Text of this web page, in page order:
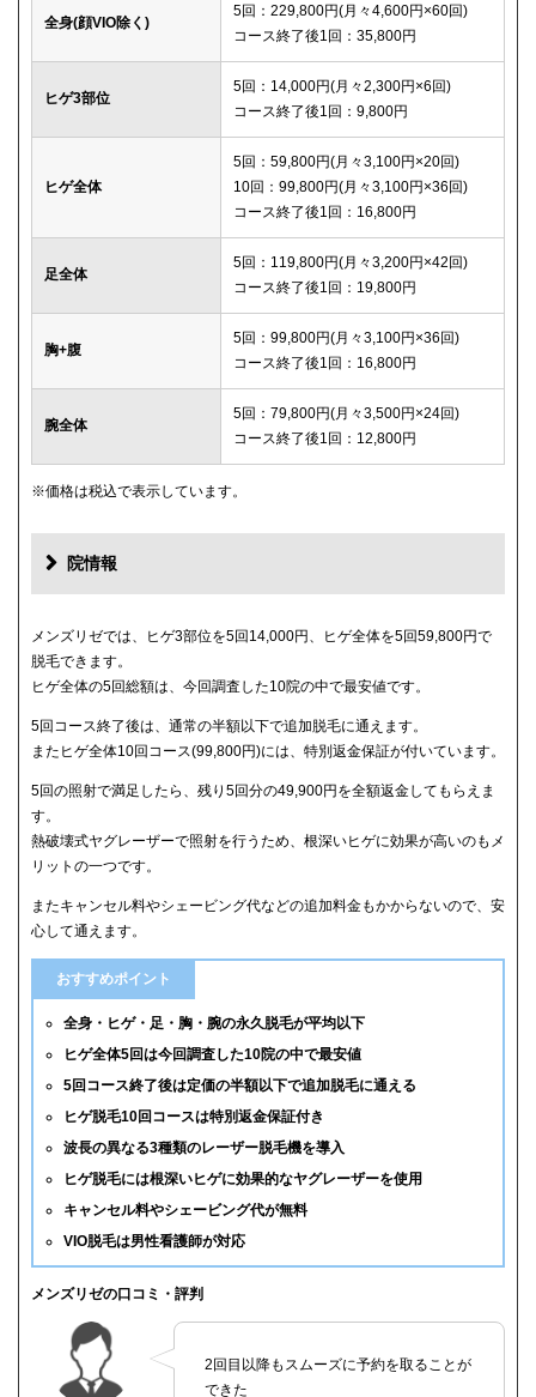
全身(顔VIO除く)
5回：229,800円(月々4,600円×60回)
コース終了後1回：35,800円
ヒゲ3部位
5回：14,000円(月々2,300円×6回)
コース終了後1回：9,800円
ヒゲ全体
5回：59,800円(月々3,100円×20回)
10回：99,800円(月々3,100円×36回)
コース終了後1回：16,800円
足全体
5回：119,800円(月々3,200円×42回)
コース終了後1回：19,800円
胸+腹
5回：99,800円(月々3,100円×36回)
コース終了後1回：16,800円
腕全体
5回：79,800円(月々3,500円×24回)
コース終了後1回：12,800円
※価格は税込で表示しています。
院情報
メンズリゼでは、ヒゲ3部位を5回14,000円、ヒゲ全体を5回59,800円で
脱毛できます。
ヒゲ全体の5回総額は、今回調査した10院の中で最安値です。
5回コース終了後は、通常の半額以下で追加脱毛に通えます。
またヒゲ全体10回コース(99,800円)には、特別返金保証が付いています。
5回の照射で満足したら、残り5回分の49,900円を全額返金してもらえま
す。
熱破壊式ヤグレーザーで照射を行うため、根深いヒゲに効果が高いのもメ
リットの一つです。
またキャンセル料やシェービング代などの追加料金もかからないので、安
心して通えます。
おすすめポイント
全身・ヒゲ・足・胸・腕の永久脱毛が平均以下
ヒゲ全体5回は今回調査した10院の中で最安値
5回コース終了後は定価の半額以下で追加脱毛に通える
ヒゲ脱毛10回コースは特別返金保証付き
波長の異なる3種類のレーザー脱毛機を導入
ヒゲ脱毛には根深いヒゲに効果的なヤグレーザーを使用
キャンセル料やシェービング代が無料
VIO脱毛は男性看護師が対応
メンズリゼの口コミ・評判
2回目以降もスムーズに予約を取ることが
できた